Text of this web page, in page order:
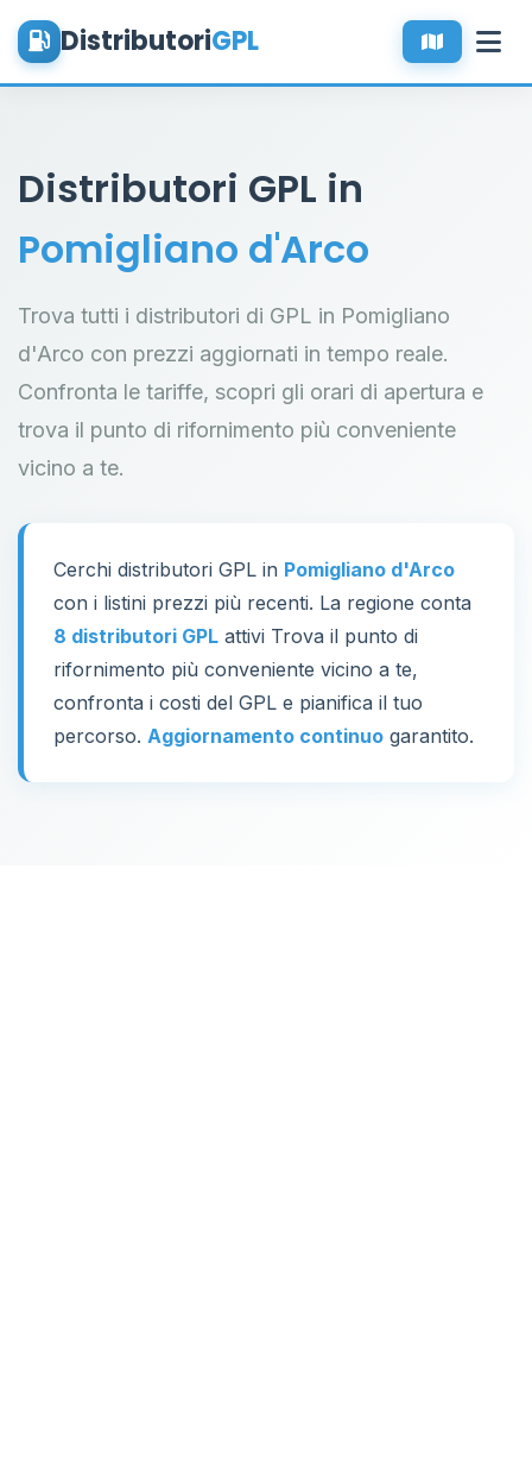
DistributoriGPL
Distributori GPL in
Pomigliano d'Arco
Trova tutti i distributori di GPL in Pomigliano
d'Arco con prezzi aggiornati in tempo reale.
Confronta le tariffe, scopri gli orari di apertura e
trova il punto di rifornimento più conveniente
vicino a te.
Cerchi distributori GPL in Pomigliano d'Arco
con i listini prezzi più recenti. La regione conta
8 distributori GPL attivi Trova il punto di
rifornimento più conveniente vicino a te,
confronta i costi del GPL e pianifica il tuo
percorso. Aggiornamento continuo garantito.